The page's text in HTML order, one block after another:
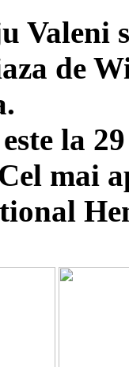
Valeni
de
la
mai